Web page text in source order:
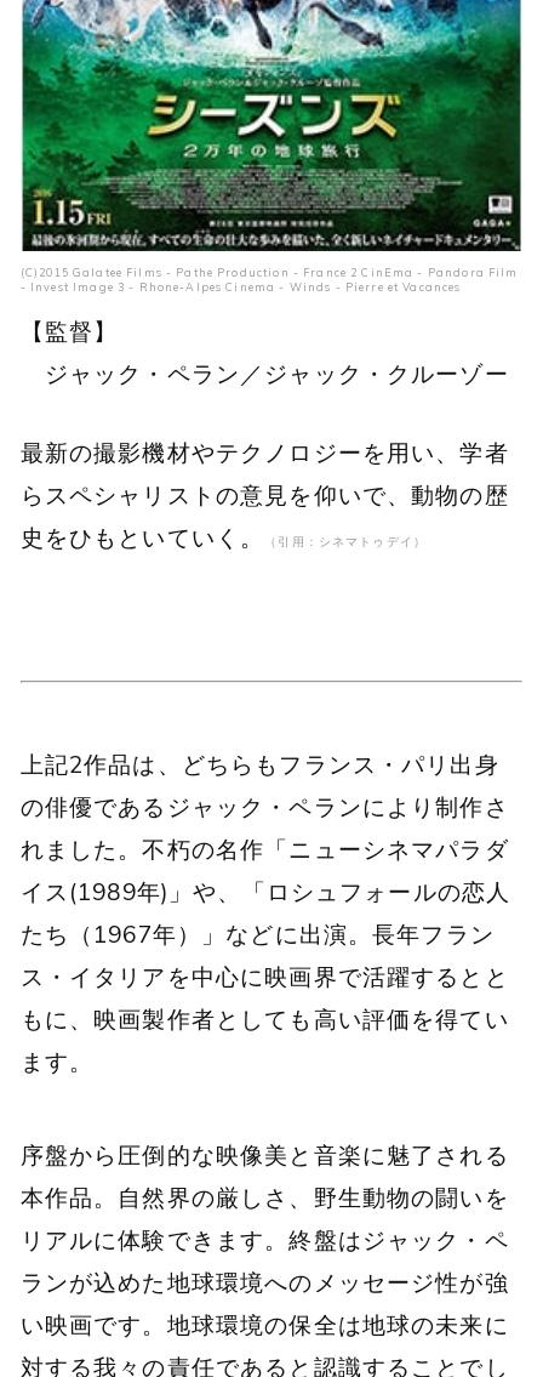
(C)2015 Galatee Films - Pathe Production - France 2 CinEma - Pandora Film
- Invest Image 3 - Rhone-Alpes Cinema - Winds - Pierre et Vacances
【監督】
ジャック・ペラン／ジャック・クルーゾー
最新の撮影機材やテクノロジーを用い、学者
らスペシャリストの意見を仰いで、動物の歴
史をひもといていく。
（引用：シネマトゥデイ）
上記2作品は、どちらもフランス・パリ出身
の俳優であるジャック・ペランにより制作さ
れました。不朽の名作「ニューシネマパラダ
イス(1989年)」や、「ロシュフォールの恋人
たち（1967年）」などに出演。長年フラン
ス・イタリアを中心に映画界で活躍するとと
もに、映画製作者としても高い評価を得てい
ます。
序盤から圧倒的な映像美と音楽に魅了される
本作品。自然界の厳しさ、野生動物の闘いを
リアルに体験できます。終盤はジャック・ペ
ランが込めた地球環境へのメッセージ性が強
い映画です。地球環境の保全は地球の未来に
対する我々の責任であると認識することでし